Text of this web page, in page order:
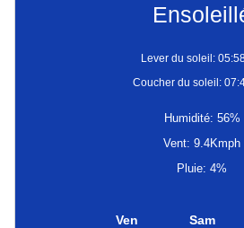
Lever du soleil:
Coucher du soleil:
Humidité: 56%
Vent: 9.4Kmph
Pluie: 4%
Ven Sam